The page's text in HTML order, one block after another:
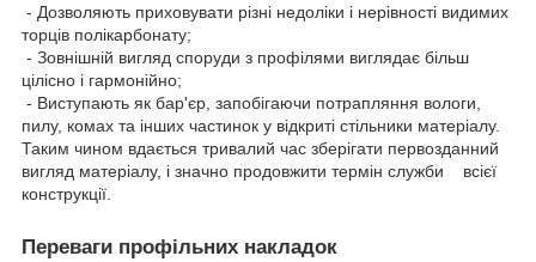
- Дозволяють приховувати різні недоліки і нерівності видимих
торців полікарбонату;
- Зовнішній вигляд споруди з профілями виглядає більш
цілісно і гармонійно;
- Виступають як бар'єр, запобігаючи потрапляння вологи,
пилу, комах та інших частинок у відкриті стільники матеріалу.
Таким чином вдається тривалий час зберігати первозданний
вигляд матеріалу, і значно продовжити термін служби всієї
конструкції.
Переваги профільних накладок